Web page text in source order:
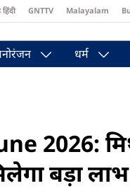
GNTTV Malayalam
धर्म
2026:
बड़ा लाभ